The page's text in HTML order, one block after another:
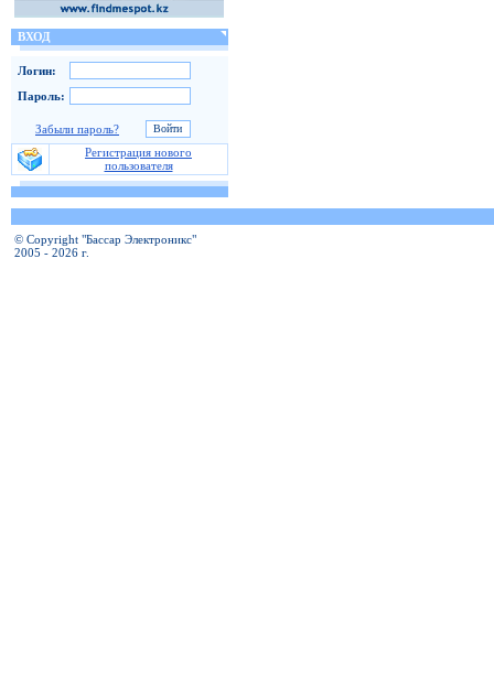
ВХОД
Логин:
Пароль:
Забыли пароль?
Регистрация нового
пользователя
© Copyright "Бассар Электроникс"
2005 - 2026 г.